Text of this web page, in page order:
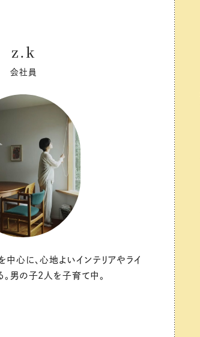
z.k
会社員
心に、心地よいインテリアやライ
。男の子2人を子育て中。